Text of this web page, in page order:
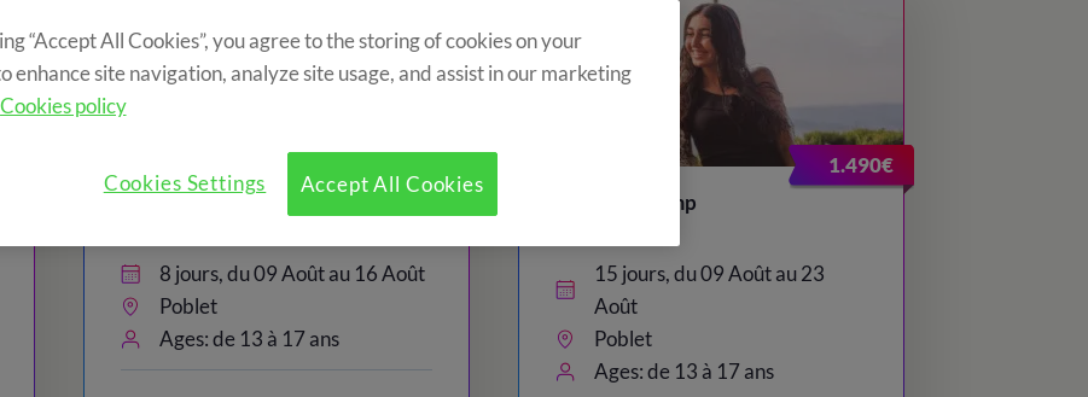
Teenager Camp
8 jours, du 09 Août au 16 Août
Poblet
Ages: de 13 à 17 ans
1.490€
Teenager Camp
15 jours, du 09 Août au 23
Août
Poblet
Ages: de 13 à 17 ans
“Accept All Cookies”, you agree to the storing of cookies on your
enhance site navigation, analyze site usage, and assist in our marketing
Cookies policy
Accept All Cookies
Cookies Settings